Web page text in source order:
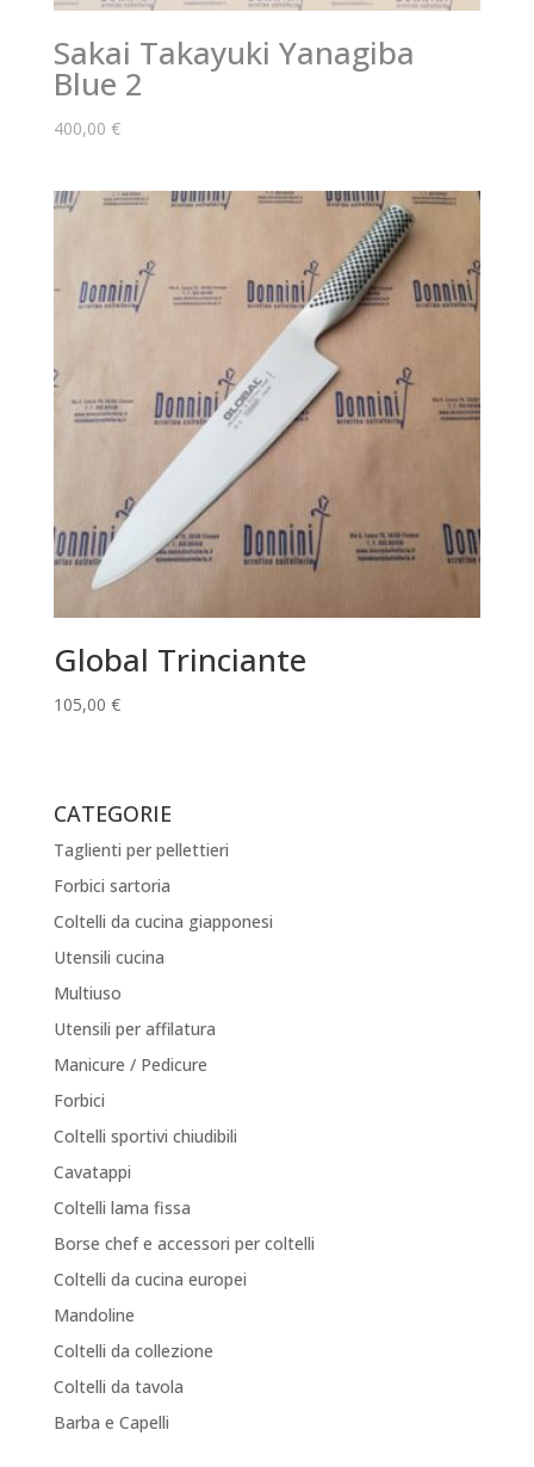
Sakai Takayuki Yanagiba
Blue 2
400,00 €
Global Trinciante
105,00 €
CATEGORIE
Taglienti per pellettieri
Forbici sartoria
Coltelli da cucina giapponesi
Utensili cucina
Multiuso
Utensili per affilatura
Manicure / Pedicure
Forbici
Coltelli sportivi chiudibili
Cavatappi
Coltelli lama fissa
Borse chef e accessori per coltelli
Coltelli da cucina europei
Mandoline
Coltelli da collezione
Coltelli da tavola
Barba e Capelli